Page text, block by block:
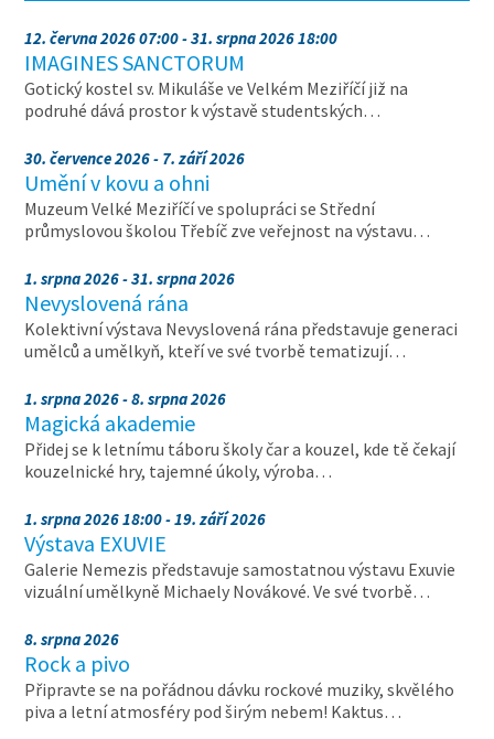
12. června 2026 07:00 - 31. srpna 2026 18:00
IMAGINES SANCTORUM
Gotický kostel sv. Mikuláše ve Velkém Meziříčí již na
podruhé dává prostor k výstavě studentských…
30. července 2026 - 7. září 2026
Umění v kovu a ohni
Muzeum Velké Meziříčí ve spolupráci se Střední
průmyslovou školou Třebíč zve veřejnost na výstavu…
1. srpna 2026 - 31. srpna 2026
Nevyslovená rána
Kolektivní výstava Nevyslovená rána představuje generaci
umělců a umělkyň, kteří ve své tvorbě tematizují…
1. srpna 2026 - 8. srpna 2026
Magická akademie
Přidej se k letnímu táboru školy čar a kouzel, kde tě čekají
kouzelnické hry, tajemné úkoly, výroba…
1. srpna 2026 18:00 - 19. září 2026
Výstava EXUVIE
Galerie Nemezis představuje samostatnou výstavu Exuvie
vizuální umělkyně Michaely Novákové. Ve své tvorbě…
8. srpna 2026
Rock a pivo
Připravte se na pořádnou dávku rockové muziky, skvělého
piva a letní atmosféry pod širým nebem! Kaktus…